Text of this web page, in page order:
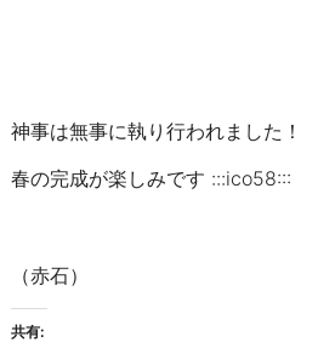
神事は無事に執り行われました！
春の完成が楽しみです :::ico58:::
（赤石）
共有: